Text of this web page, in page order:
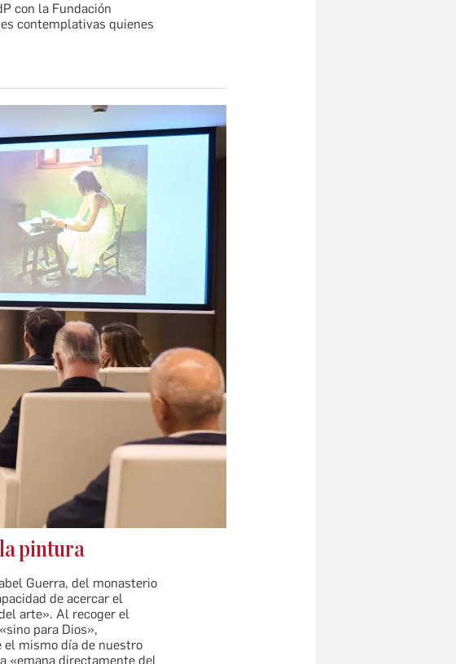
con la Fundación
contemplativas quienes
pintura
Guerra, del monasterio
de acercar el
arte». Al recoger el
para Dios»,
el mismo día de nuestro
«emana directamente del